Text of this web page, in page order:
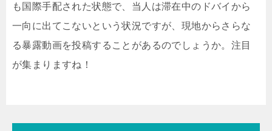
も国際手配された状態で、当人は滞在中のドバイから
一向に出てこないという状況ですが、現地からさらな
る暴露動画を投稿することがあるのでしょうか。注目
が集まりますね！